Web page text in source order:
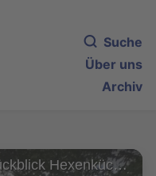
Suche
Über uns
Archiv
Wochenrückblick Hexenküche vom 10.07.2020